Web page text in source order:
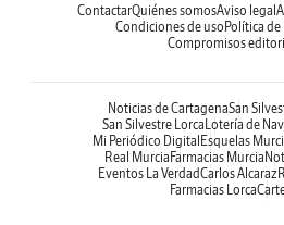
ContactarQuiénes somosAviso legal
Condiciones de uso Política
Compromisos
Noticias de CartagenaSan
San Silvestre Lorca Lotería de
Mi Periódico Digital Esquelas
Real Murcia Farmacias Murcia
Eventos La VerdadCarlos Alcaraz
Farmacias Lorca